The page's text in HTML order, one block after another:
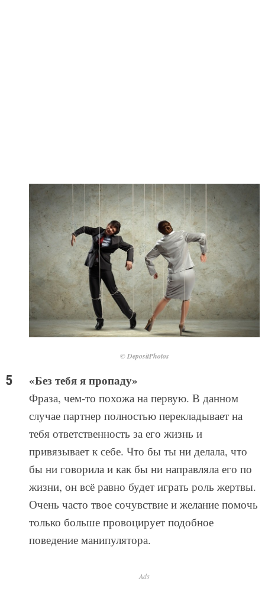
© DepositPhotos
«Без тебя я пропаду»
Фраза, чем-то похожа на первую. В данном
случае партнер полностью перекладывает на
тебя ответственность за его жизнь и
привязывает к себе. Что бы ты ни делала, что
бы ни говорила и как бы ни направляла его по
жизни, он всё равно будет играть роль жертвы.
Очень часто твое сочувствие и желание помочь
только больше провоцирует подобное
поведение манипулятора.
Ads